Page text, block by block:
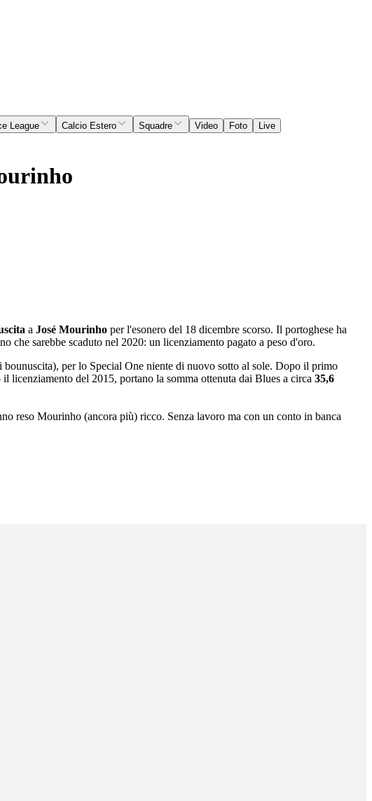
League Calcio Estero Squadre Video Foto
Live
a José Mourinho per l'esonero del 18 dicembre scorso. Il portoghese ha
sarebbe scaduto nel 2020: un licenziamento pagato a peso d'oro.
per lo Special One niente di nuovo sotto al sole. Dopo il primo
il licenziamento del 2015, portano la somma ottenuta dai Blues a circa 35,6
reso Mourinho (ancora più) ricco. Senza lavoro ma con un conto in banca